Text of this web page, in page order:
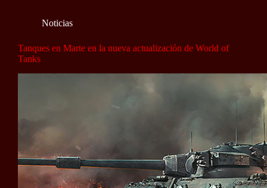
Noticias
Tanques en Marte en la nueva actualización de World of
Tanks